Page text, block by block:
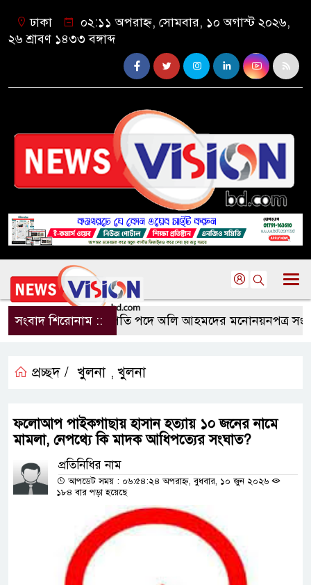
ঢাকা
০২:১১ অপরাহ্ন, সোমবার, ১০ অগাস্ট ২০২৬,
২৬ শ্রাবণ ১৪৩৩ বঙ্গাব্দ
সংবাদ শিরোনাম ::রাষ্ট্রপতি পদে অলি আহমদের মনোনয়নপত্র সংগ্রহ
প্রচ্ছদ / খুলনা , খুলনা
ফলোআপ পাইকগাছায় হাসান হত্যায় ১০ জনের নামে
মামলা, নেপথ্যে কি মাদক আধিপত্যের সংঘাত?
প্রতিনিধির নাম
আপডেট সময় : ০৬:৫৪:২৪ অপরাহ্ন, বুধবার, ১০ জুন ২০২৬
১৮৪ বার পড়া হয়েছে